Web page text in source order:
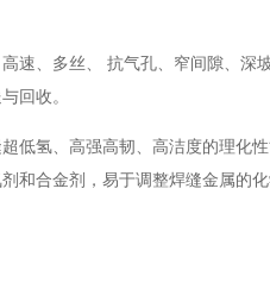
速、多丝、 抗气孔、窄间隙、深
回收。
低氢、高强高韧、高洁度的理化
和合金剂，易于调整焊缝金属的